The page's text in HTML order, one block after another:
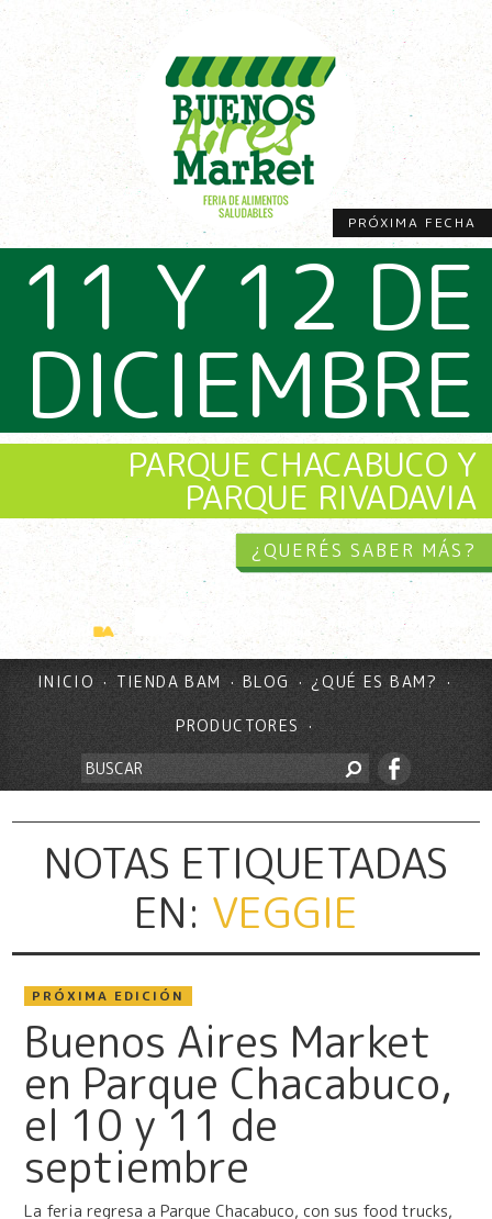
PRÓXIMA FECHA
11 Y 12 DE
DICIEMBRE
PARQUE CHACABUCO Y
PARQUE RIVADAVIA
¿QUERÉS SABER MÁS?
INICIO TIENDA BAM BLOG ¿QUÉ ES BAM?
PRODUCTORES
NOTAS ETIQUETADAS
EN: VEGGIE
PRÓXIMA EDICIÓN
Buenos Aires Market
en Parque Chacabuco,
el 10 y 11 de
septiembre
La feria regresa a Parque Chacabuco, con sus food trucks,